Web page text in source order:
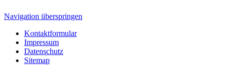
Navigation überspringen
Kontaktformular
Impressum
Datenschutz
Sitemap